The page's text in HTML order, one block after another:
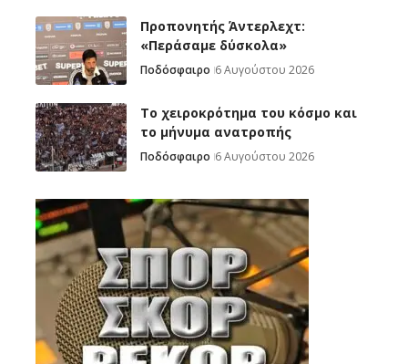
Προπονητής Άντερλεχτ:
«Περάσαμε δύσκολα»
Ποδόσφαιρο 6 Αυγούστου 2026
Το χειροκρότημα του κόσμο και
το μήνυμα ανατροπής
Ποδόσφαιρο 6 Αυγούστου 2026